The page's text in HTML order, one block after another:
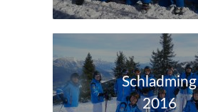
Schladming
2016